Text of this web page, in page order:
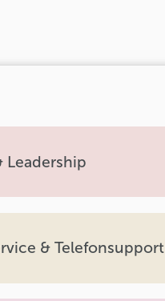
Leadership
& Telefonsupport